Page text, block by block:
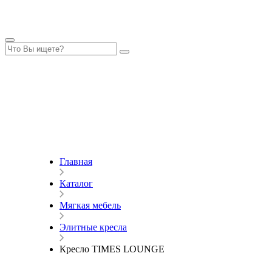
Главная
Каталог
Мягкая мебель
Элитные кресла
Кресло TIMES LOUNGE